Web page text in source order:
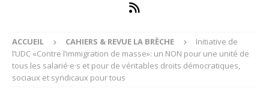
ACCUEIL CAHIERS & REVUE LA BRÈCHE
Initiative de
l’UDC «Contre l’immigration de masse»: un NON pour une unité de
tous les salarié·e·s et pour de véritables droits démocratiques,
sociaux et syndicaux pour tous